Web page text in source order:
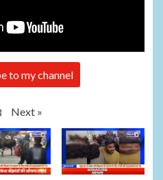
to my channel
Next »